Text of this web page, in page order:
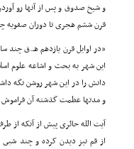
و شیخ صدوق و پس از آنها رو
قرن ششم هجرى تا دوران صفویه
«در اوایل قرن یازدهم هـ.ق
این شهر به بحث و اشاعه علوم
دانش را در این شهر روشن نگه
و مدتها عظمت گذشته آن
از قم نیز دیدن کرده و چند